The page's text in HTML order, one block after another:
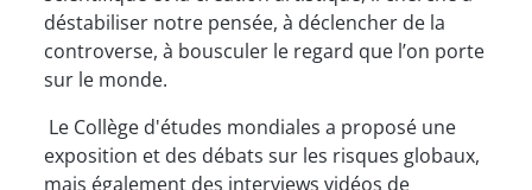
déstabiliser notre pensée, à déclencher de la
controverse, à bousculer le regard que l’on porte
sur le monde.
Le Collège d'études mondiales a proposé une
exposition et des débats sur les risques globaux,
mais également des interviews vidéos de